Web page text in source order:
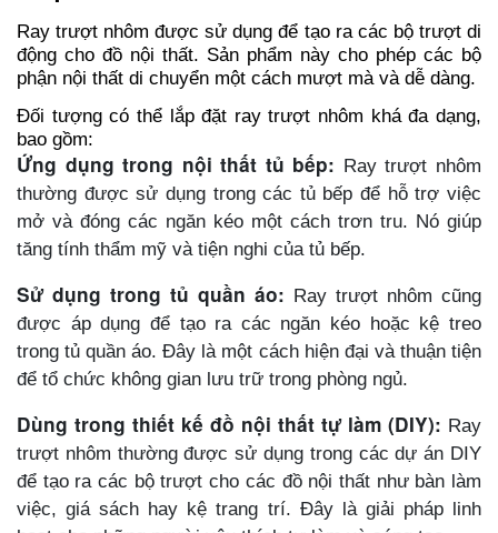
Ray trượt nhôm được sử dụng để tạo ra các bộ trượt di
động cho đồ nội thất. Sản phẩm này cho phép các bộ
phận nội thất di chuyển một cách mượt mà và dễ dàng.
Đối tượng có thể lắp đặt ray trượt nhôm khá đa dạng,
bao gồm:
Ứng dụng trong nội thất tủ bếp: Ray trượt nhôm
thường được sử dụng trong các tủ bếp để hỗ trợ việc
mở và đóng các ngăn kéo một cách trơn tru. Nó giúp
tăng tính thẩm mỹ và tiện nghi của tủ bếp.
Sử dụng trong tủ quần áo: Ray trượt nhôm cũng
được áp dụng để tạo ra các ngăn kéo hoặc kệ treo
trong tủ quần áo. Đây là một cách hiện đại và thuận tiện
để tổ chức không gian lưu trữ trong phòng ngủ.
Dùng trong thiết kế đồ nội thất tự làm (DIY): Ray
trượt nhôm thường được sử dụng trong các dự án DIY
để tạo ra các bộ trượt cho các đồ nội thất như bàn làm
việc, giá sách hay kệ trang trí. Đây là giải pháp linh